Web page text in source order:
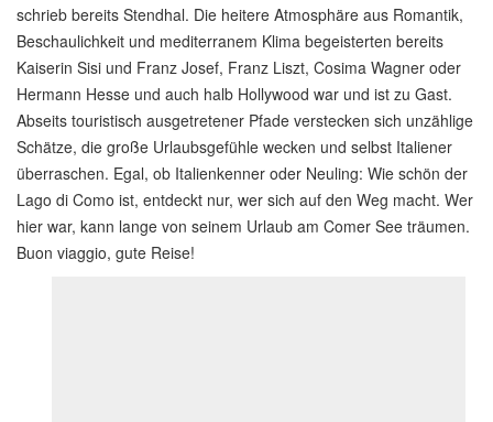
schrieb bereits Stendhal. Die heitere Atmosphäre aus Romantik,
Beschaulichkeit und mediterranem Klima begeisterten bereits
Kaiserin Sisi und Franz Josef, Franz Liszt, Cosima Wagner oder
Hermann Hesse und auch halb Hollywood war und ist zu Gast.
Abseits touristisch ausgetretener Pfade verstecken sich unzählige
Schätze, die große Urlaubsgefühle wecken und selbst Italiener
überraschen. Egal, ob Italienkenner oder Neuling: Wie schön der
Lago di Como ist, entdeckt nur, wer sich auf den Weg macht. Wer
hier war, kann lange von seinem Urlaub am Comer See träumen.
Buon viaggio, gute Reise!